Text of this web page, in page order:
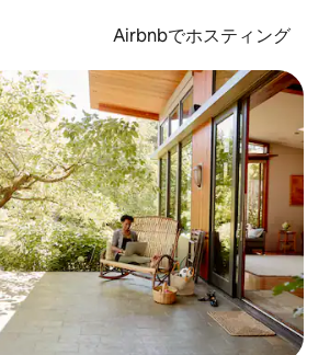
Airbnbでホスティング